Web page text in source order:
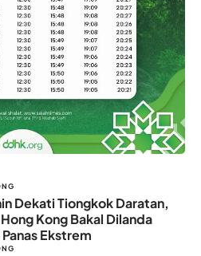
Dekati Tiongkok Daratan,
Kong Bakal Dilanda
Ekstrem